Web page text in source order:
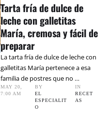
Tarta fría de dulce de
leche con galletitas
María, cremosa y fácil de
preparar
La tarta fría de dulce de leche con
galletitas María pertenece a esa
familia de postres que no …
MAY 20,
7:00 AM
BY
EL
ESPECIALIT
O
IN
RECET
AS